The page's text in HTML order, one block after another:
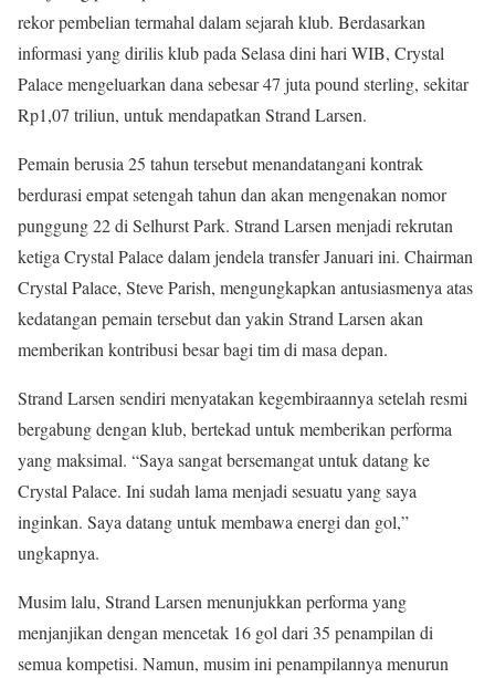
rekor pembelian termahal dalam sejarah klub. Berdasarkan
informasi yang dirilis klub pada Selasa dini hari WIB, Crystal
Palace mengeluarkan dana sebesar 47 juta pound sterling, sekitar
Rp1,07 triliun, untuk mendapatkan Strand Larsen.
Pemain berusia 25 tahun tersebut menandatangani kontrak
berdurasi empat setengah tahun dan akan mengenakan nomor
punggung 22 di Selhurst Park. Strand Larsen menjadi rekrutan
ketiga Crystal Palace dalam jendela transfer Januari ini. Chairman
Crystal Palace, Steve Parish, mengungkapkan antusiasmenya atas
kedatangan pemain tersebut dan yakin Strand Larsen akan
memberikan kontribusi besar bagi tim di masa depan.
Strand Larsen sendiri menyatakan kegembiraannya setelah resmi
bergabung dengan klub, bertekad untuk memberikan performa
yang maksimal. “Saya sangat bersemangat untuk datang ke
Crystal Palace. Ini sudah lama menjadi sesuatu yang saya
inginkan. Saya datang untuk membawa energi dan gol,”
ungkapnya.
Musim lalu, Strand Larsen menunjukkan performa yang
menjanjikan dengan mencetak 16 gol dari 35 penampilan di
semua kompetisi. Namun, musim ini penampilannya menurun